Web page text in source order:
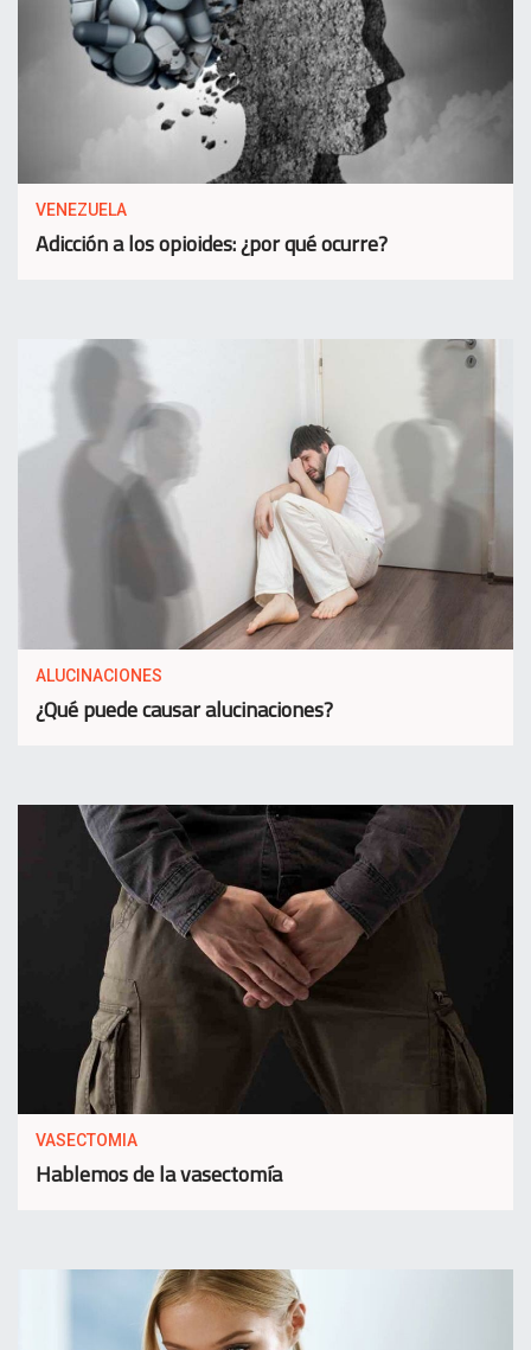
VENEZUELA
Adicción a los opioides: ¿por qué ocurre?
ALUCINACIONES
¿Qué puede causar alucinaciones?
VASECTOMIA
Hablemos de la vasectomía